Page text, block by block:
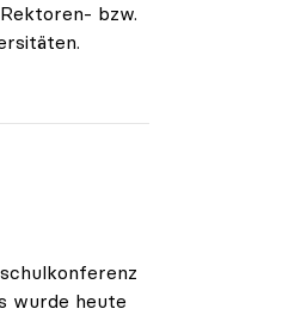
bzw.
wurde heute